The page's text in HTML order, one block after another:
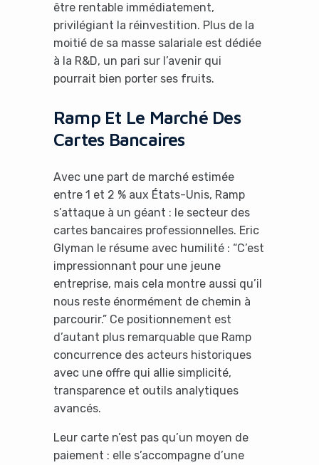
être rentable immédiatement,
privilégiant la réinvestition. Plus de la
moitié de sa masse salariale est dédiée
à la R&D, un pari sur l’avenir qui
pourrait bien porter ses fruits.
Ramp Et Le Marché Des
Cartes Bancaires
Avec une part de marché estimée
entre 1 et 2 % aux États-Unis, Ramp
s’attaque à un géant : le secteur des
cartes bancaires professionnelles. Eric
Glyman le résume avec humilité : “C’est
impressionnant pour une jeune
entreprise, mais cela montre aussi qu’il
nous reste énormément de chemin à
parcourir.” Ce positionnement est
d’autant plus remarquable que Ramp
concurrence des acteurs historiques
avec une offre qui allie simplicité,
transparence et outils analytiques
avancés.
Leur carte n’est pas qu’un moyen de
paiement : elle s’accompagne d’une